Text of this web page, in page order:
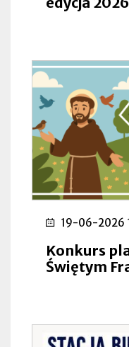
19-06-2026
Konkurs
Świętym